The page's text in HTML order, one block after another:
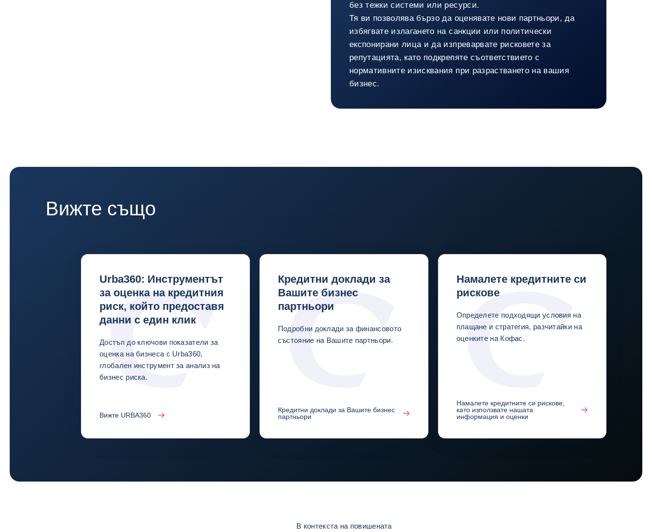
без тежки системи или ресурси.
Тя ви позволява бързо да оценявате нови партньори, да
избягвате излагането на санкции или политически
експонирани лица и да изпреварвате рисковете за
репутацията, като подкрепяте съответствието с
нормативните изисквания при разрастването на вашия
бизнес.
Вижте също
Urba360: Инструментът
за оценка на кредитния
риск, който предоставя
данни с един клик
Достъп до ключови показатели за
оценка на бизнеса с Urba360,
глобален инструмент за анализ на
бизнес риска.
Вижте URBA360
Кредитни доклади за
Вашите бизнес
партньори
Подробни доклади за финансовото
състояние на Вашите партньори.
Кредитни доклади за Вашите бизнес
партньори
Намалете кредитните си
рискове
Определете подходящи условия на
плащане и стратегия, разчитайки на
оценките на Кофас.
Намалете кредитните си рискове,
като използвате нашата
информация и оценки
В контекста на повишената